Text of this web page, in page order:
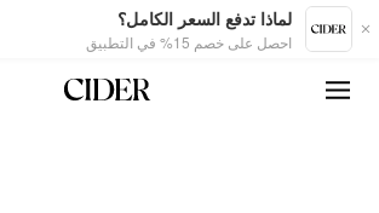
لماذا تدفع السعر الكامل؟
احصل على خصم 15% في التطبيق